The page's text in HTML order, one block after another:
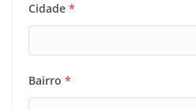
Cidade *
Bairro *